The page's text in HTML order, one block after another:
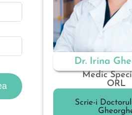
Dr. Irina
Medic
ORL
Scrie-i